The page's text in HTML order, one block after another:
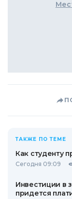
ТАКЖЕ ПО ТЕМЕ
Как студенту
Сегодня 09:09
Инвестиции в
придется